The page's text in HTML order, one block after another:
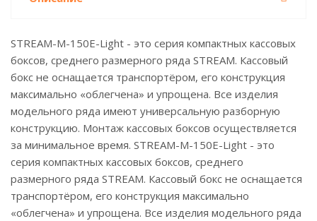
STREAM-M-150E-Light - это серия компактных кассовых
боксов, среднего размерного ряда STREAM. Кассовый
бокс не оснащается транспортёром, его конструкция
максимально «облегчена» и упрощена. Все изделия
модельного ряда имеют универсальную разборную
конструкцию. Монтаж кассовых боксов осуществляется
за минимальное время. STREAM-M-150E-Light - это
серия компактных кассовых боксов, среднего
размерного ряда STREAM. Кассовый бокс не оснащается
транспортёром, его конструкция максимально
«облегчена» и упрощена. Все изделия модельного ряда